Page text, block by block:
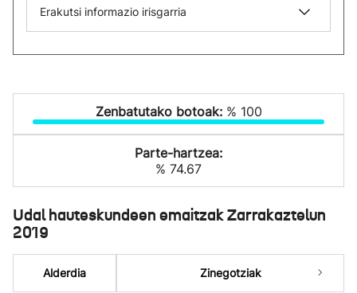
Erakutsi informazio irisgarria
Zenbatutako botoak: % 100
Parte-hartzea:
% 74.67
Udal hauteskundeen emaitzak Zarrakaztelun
2019
Alderdia Zinegotziak